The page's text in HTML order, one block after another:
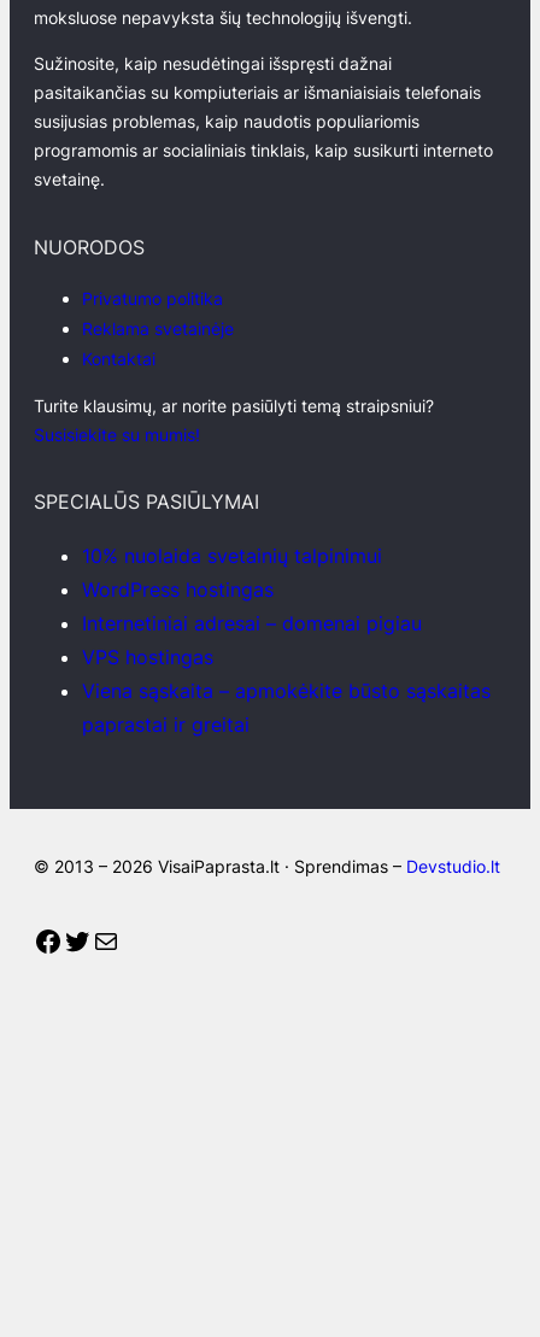
moksluose nepavyksta šių technologijų išvengti.
Sužinosite, kaip nesudėtingai išspręsti dažnai
pasitaikančias su kompiuteriais ar išmaniaisiais telefonais
susijusias problemas, kaip naudotis populiariomis
programomis ar socialiniais tinklais, kaip susikurti interneto
svetainę.
NUORODOS
Privatumo politika
Reklama svetainėje
Kontaktai
Turite klausimų, ar norite pasiūlyti temą straipsniui?
Susisiekite su mumis!
SPECIALŪS PASIŪLYMAI
10% nuolaida svetainių talpinimui
WordPress hostingas
Internetiniai adresai – domenai pigiau
VPS hostingas
Viena sąskaita – apmokėkite būsto sąskaitas
paprastai ir greitai
© 2013 – 2026 VisaiPaprasta.lt · Sprendimas – Devstudio.lt
Facebook
Twitter
Mail